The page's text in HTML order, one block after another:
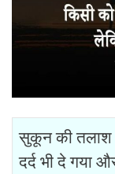
सुकून की तलाश
दर्द भी दे गया